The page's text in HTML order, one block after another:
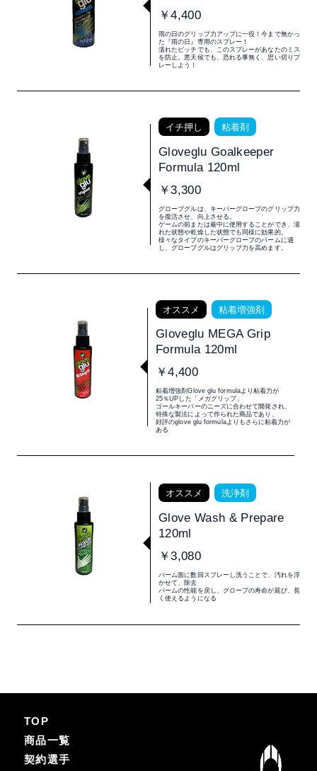
￥4,400
雨の日のグリップ力アップに一役！今まで無かっ
た『雨の日』専用のスプレー！
濡れたピッチでも、このスプレーがあなたのミス
を防止。悪天候でも、恐れる事無く、思い切りプ
レーしよう！
イチ押し 粘着剤
Gloveglu Goalkeeper
Formula 120ml
￥3,300
グローブグルは、キーパーグローブのグリップ力
を復活させ、向上させる。
ゲームの前または最中に使用することができ、濡
れた状態や乾燥した状態でも同様に効果的。
様々なタイプのキーパーグローブのパームに適
し、グローブグルはグリップ力を高めます。
オススメ 粘着増強剤
Gloveglu MEGA Grip
Formula 120ml
￥4,400
粘着増強剤Glove glu formulaより粘着力が
25％UPした「メガグリップ」
ゴールキーパーのニーズに合わせて開発され、
特殊な製法によって作られた商品であり、
好評のglove glu formulaよりもさらに粘着力が
ある
オススメ 洗浄剤
Glove Wash & Prepare
120ml
￥3,080
パーム面に数回スプレーし洗うことで、汚れを浮
かせて、除去
パームの性能を戻し、グローブの寿命が延び、長
く使えるようになる
TOP
商品一覧
契約選手